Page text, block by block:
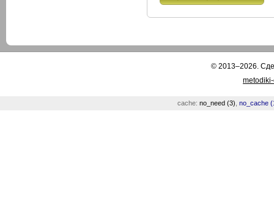
© 2013–2026.
cache: no_need (3) no_cache